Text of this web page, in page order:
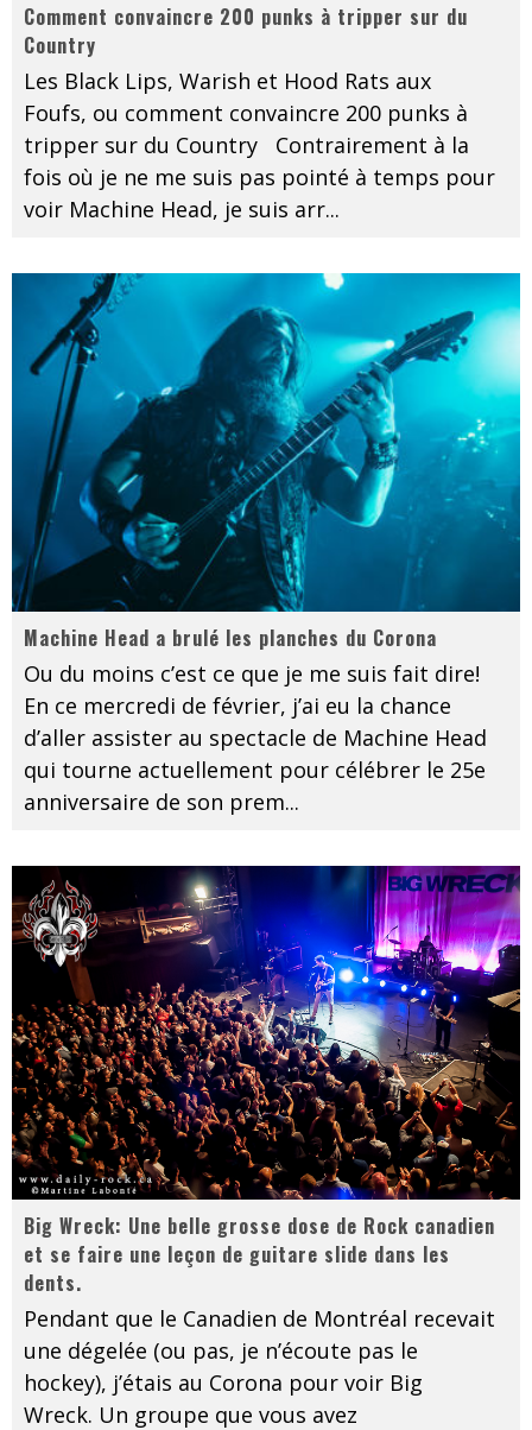
Comment convaincre 200 punks à tripper sur du
Country
Les Black Lips, Warish et Hood Rats aux
Foufs, ou comment convaincre 200 punks à
tripper sur du Country Contrairement à la
fois où je ne me suis pas pointé à temps pour
voir Machine Head, je suis arr...
Machine Head a brulé les planches du Corona
Ou du moins c’est ce que je me suis fait dire!
En ce mercredi de février, j’ai eu la chance
d’aller assister au spectacle de Machine Head
qui tourne actuellement pour célébrer le 25e
anniversaire de son prem...
Big Wreck: Une belle grosse dose de Rock canadien
et se faire une leçon de guitare slide dans les
dents.
Pendant que le Canadien de Montréal recevait
une dégelée (ou pas, je n’écoute pas le
hockey), j’étais au Corona pour voir Big
Wreck. Un groupe que vous avez